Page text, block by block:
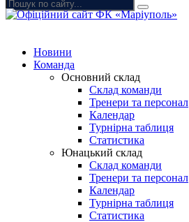
Новини
Команда
Основний склад
Склад команди
Тренери та персонал
Календар
Турнірна таблиця
Статистика
Юнацький склад
Склад команди
Тренери та персонал
Календар
Турнірна таблиця
Статистика